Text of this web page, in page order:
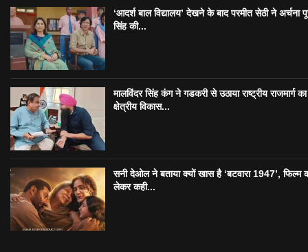
‘आदर्श बाल विद्यालय’ देखने के बाद परमीत सेठी ने अर्चना
सिंह की...
मालविंदर सिंह कंग ने गडकरी से उठाया राष्ट्रीय राजमार्ग का
क्षेत्रीय विकास...
सनी देओल ने बताया क्यों खास है ‘बटवारा 1947’, फिल्म
लेकर कही...